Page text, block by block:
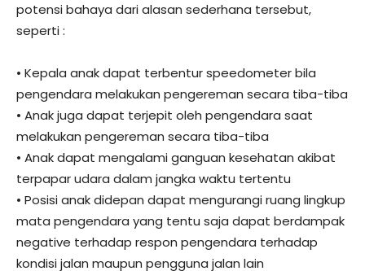
potensi bahaya dari alasan sederhana tersebut,
seperti :
• Kepala anak dapat terbentur speedometer bila
pengendara melakukan pengereman secara tiba-tiba
• Anak juga dapat terjepit oleh pengendara saat
melakukan pengereman secara tiba-tiba
• Anak dapat mengalami ganguan kesehatan akibat
terpapar udara dalam jangka waktu tertentu
• Posisi anak didepan dapat mengurangi ruang lingkup
mata pengendara yang tentu saja dapat berdampak
negative terhadap respon pengendara terhadap
kondisi jalan maupun pengguna jalan lain